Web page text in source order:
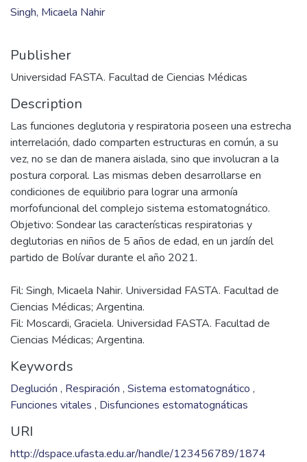
Singh, Micaela Nahir
Publisher
Universidad FASTA. Facultad de Ciencias Médicas
Description
Las funciones deglutoria y respiratoria poseen una estrecha
interrelación, dado comparten estructuras en común, a su
vez, no se dan de manera aislada, sino que involucran a la
postura corporal. Las mismas deben desarrollarse en
condiciones de equilibrio para lograr una armonía
morfofuncional del complejo sistema estomatognático.
Objetivo: Sondear las características respiratorias y
deglutorias en niños de 5 años de edad, en un jardín del
Fil: Singh, Micaela Nahir. Universidad FASTA. Facultad de
Ciencias Médicas; Argentina.
Fil: Moscardi, Graciela. Universidad FASTA. Facultad de
Ciencias Médicas; Argentina.
Keywords
Deglución , Respiración , Sistema estomatognático ,
Funciones vitales , Disfunciones estomatognáticas
URI
http://dspace.ufasta.edu.ar/handle/123456789/1874